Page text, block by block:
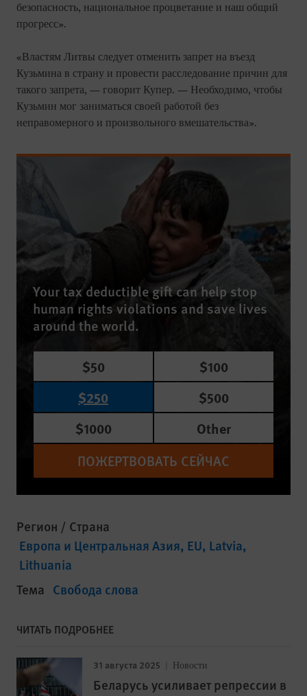
безопасность, национальное процветание и наш общий
прогресс».
«Властям Литвы следует отменить запрет на въезд
Кузьмина в страну и провести расследование причин для
такого запрета, — говорит Купер. — Необходимо, чтобы
Кузьмин мог заниматься своей работой без
неправомерного и произвольного вмешательства».
Your tax deductible gift can help stop
human rights violations and save lives
around the world.
$50
$100
$250
$500
$1000
Other
ПОЖЕРТВОВАТЬ СЕЙЧАС
Регион / Страна
Европа и Центральная Азия EU Latvia
Lithuania
Тема Свобода слова
ЧИТАТЬ ПОДРОБНЕЕ
31 августа 2025 Новости
Беларусь усиливает репрессии в